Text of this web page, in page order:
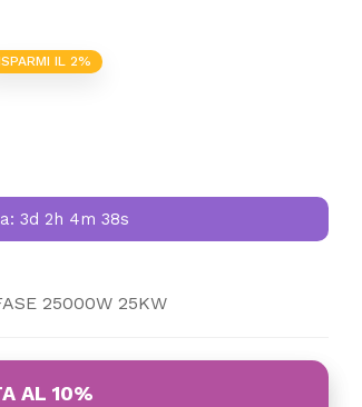
IL 2%
3d 2h 4m 37s
25000W 25KW
AL 10%